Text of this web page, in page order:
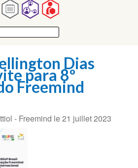
Dias
para 8º
Freemind
- Freemind le21 juillet 2023